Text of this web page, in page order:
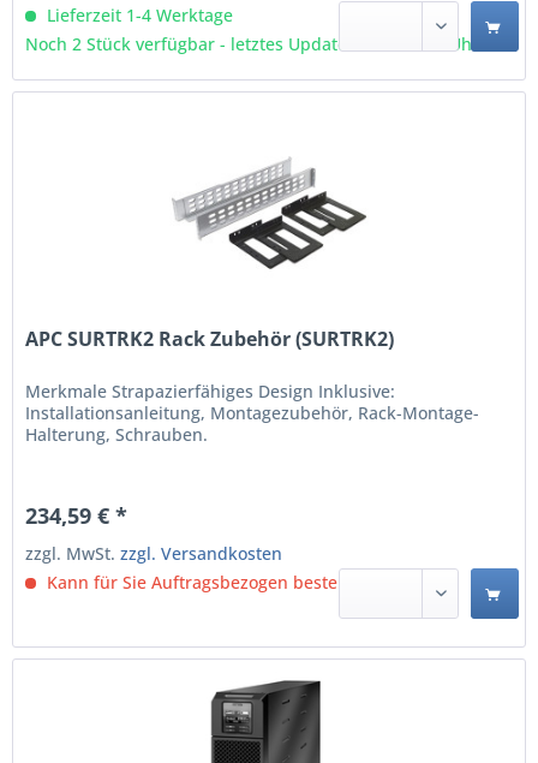
Lieferzeit 1-4 Werktage
Noch 2 Stück verfügbar - letztes Update 07.08 - 3:03 Uhr
APC SURTRK2 Rack Zubehör (SURTRK2)
Merkmale Strapazierfähiges Design Inklusive:
Installationsanleitung, Montagezubehör, Rack-Montage-
Halterung, Schrauben.
234,59 € *
zzgl. MwSt.zzgl. Versandkosten
Kann für Sie Auftragsbezogen bestellt werden.